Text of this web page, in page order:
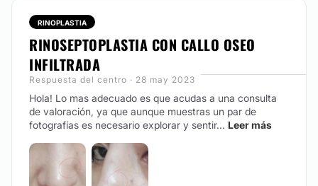
RINOPLASTIA
RINOSEPTOPLASTIA CON CALLO OSEO
INFILTRADA
Respuesta del centro · 28 may 2023
Hola! Lo mas adecuado es que acudas a una consulta
de valoración, ya que aunque muestras un par de
fotografías es necesario explorar y sentir... Leer más